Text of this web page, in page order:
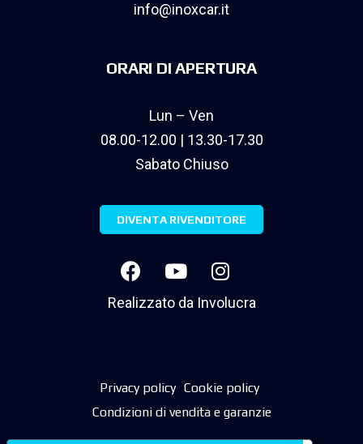
info@inoxcar.it
ORARI DI APERTURA
Lun – Ven
08.00-12.00 | 13.30-17.30
Sabato Chiuso
DIVENTA RIVENDITORE
Realizzato da Involucra
Privacy policy Cookie policy
Condizioni di vendita e garanzie